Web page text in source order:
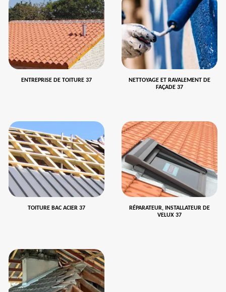
ENTREPRISE DE TOITURE 37
NETTOYAGE ET RAVALEMENT DE
FAÇADE 37
TOITURE BAC ACIER 37
RÉPARATEUR, INSTALLATEUR DE
VELUX 37